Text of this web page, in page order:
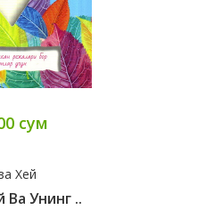
сум
Хей
Ва Унинг ..